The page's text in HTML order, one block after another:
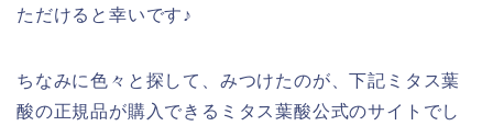
ただけると幸いです♪
ちなみに色々と探して、みつけたのが、下記ミタス葉
酸の正規品が購入できるミタス葉酸公式のサイトでし